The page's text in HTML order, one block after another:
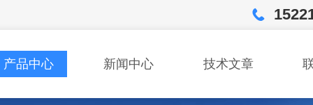
产品中心 新闻中心 技术文章